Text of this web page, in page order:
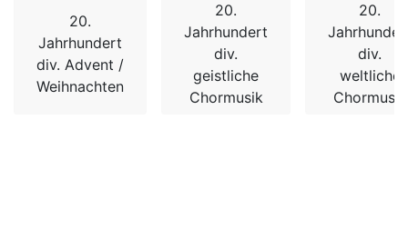
20.
Jahrhundert
div. Advent /
Weihnachten
20.
Jahrhundert
div.
geistliche
Chormusik
20.
div.
weltliche
Chormusik